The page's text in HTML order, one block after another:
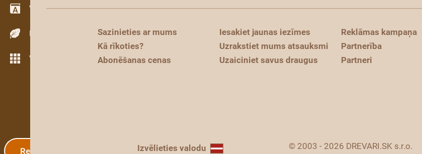
Vārdnīca
Koku sugas
Vairāk iezīmju
Reģistrācija
Sazinieties ar mums
Kā rīkoties?
Abonēšanas cenas
Iesakiet jaunas iezīmes
Uzrakstiet mums atsauksmi
Uzaiciniet savus draugus
Reklāmas kampaņa
Partnerība
Partneri
Izvēlieties valodu © 2003 - 2026 DREVARI.SK s.r.o.